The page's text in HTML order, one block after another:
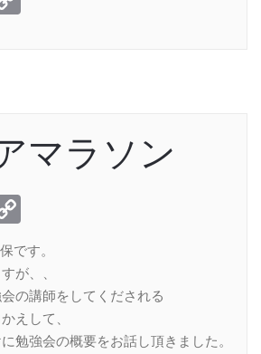
マラソン
Link
です。
が、、
の講師をしてくだされる
えして、
勉強会の概要をお話し頂きました。